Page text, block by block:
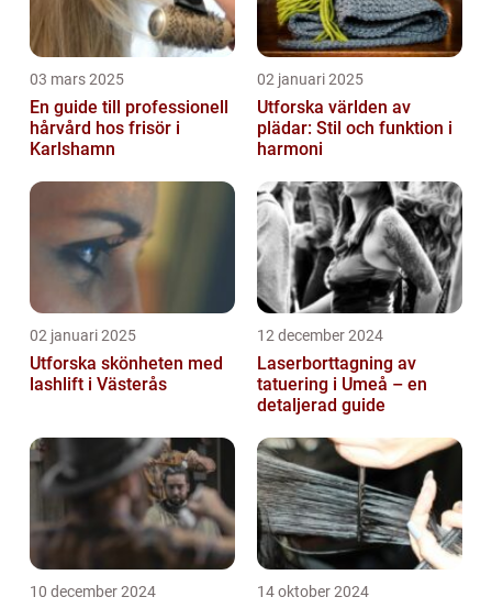
03 mars 2025
En guide till professionell
hårvård hos frisör i
Karlshamn
02 januari 2025
Utforska världen av
plädar: Stil och funktion i
harmoni
02 januari 2025
Utforska skönheten med
lashlift i Västerås
12 december 2024
Laserborttagning av
tatuering i Umeå – en
detaljerad guide
10 december 2024 14 oktober 2024